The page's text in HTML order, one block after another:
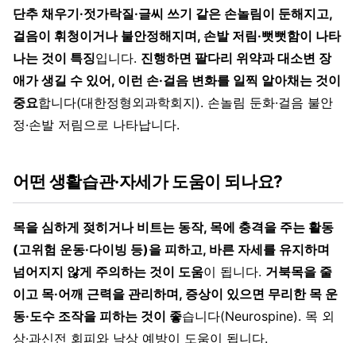
단추 채우기·젓가락질·글씨 쓰기 같은 손놀림이 둔해지고,
걸음이 휘청이거나 불안정해지며, 손발 저림·뻣뻣함이 나타
나는 것이 특징입니다. 진행하면 팔다리 위약과 대소변 장
애가 생길 수 있어, 이런 손·걸음 변화를 일찍 알아채는 것이
중요합니다(대한정형외과학회지). 손놀림 둔화·걸음 불안
정·손발 저림으로 나타납니다.
어떤 생활습관·자세가 도움이 되나요?
목을 심하게 젖히거나 비트는 동작, 목에 충격을 주는 활동
(고위험 운동·다이빙 등)을 피하고, 바른 자세를 유지하며
넘어지지 않게 주의하는 것이 도움이 됩니다. 거북목을 줄
이고 목·어깨 근력을 관리하며, 증상이 있으면 무리한 목 운
동·도수 조작을 피하는 것이 좋습니다(Neurospine). 목 외
상·과신전 회피와 낙상 예방이 도움이 됩니다.